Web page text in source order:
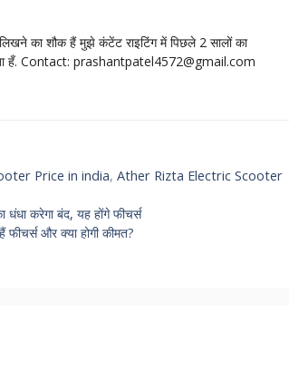
का शौक हैं मुझे कंटेंट राइटिंग में पिछले 2 सालों का
हँ. Contact: prashantpatel4572@gmail.com
Price in india,Ather Rizta Electric Scooter
करेगा बंद, यह होंगे फीचर्स
और क्या होगी कीमत?